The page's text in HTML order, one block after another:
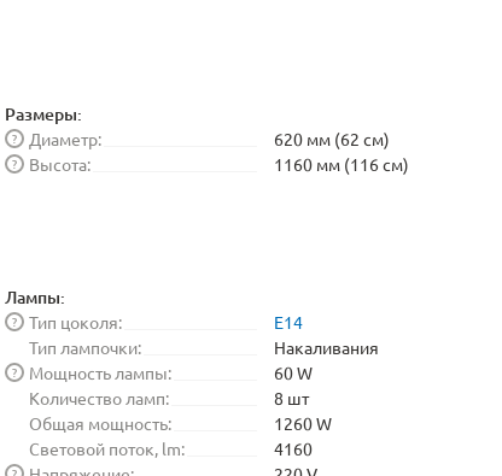
Размеры:
Диаметр:
?
620 мм (62 см)
Высота:
? 1160 мм (116 см)
Лампы:
Тип цоколя:
?
E14
Тип лампочки:
Накаливания
Мощность лампы:
?
60 W
Количество ламп:
8 шт
Общая мощность:
1260 W
Световой поток, lm:
4160